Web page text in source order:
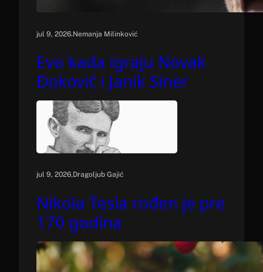
jul 9, 2026.Nemanja Milinković
Evo kada igraju Novak
Đoković i Janik Siner
jul 9, 2026.Dragoljub Gajić
Nikola Tesla rođen je pre
170 godina